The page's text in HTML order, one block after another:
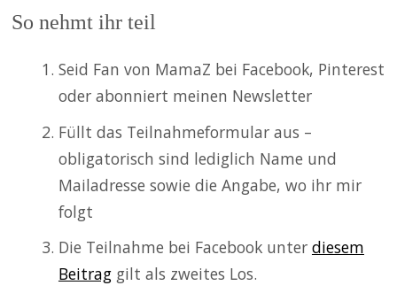
So nehmt ihr teil
Seid Fan von MamaZ bei Facebook, Pinterest
oder abonniert meinen Newsletter
Füllt das Teilnahmeformular aus –
obligatorisch sind lediglich Name und
Mailadresse sowie die Angabe, wo ihr mir
folgt
Die Teilnahme bei Facebook unter diesem
Beitraggilt als zweites Los.